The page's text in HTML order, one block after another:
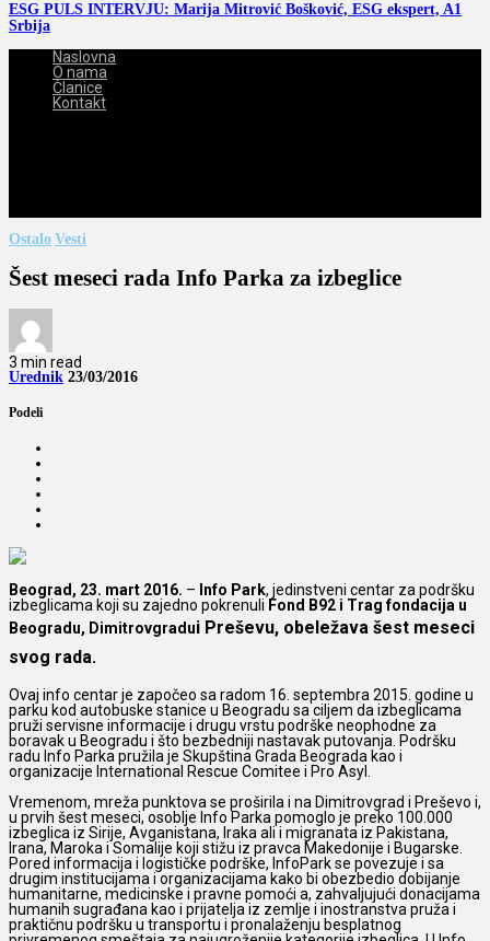
ESG PULS INTERVJU: Marija Mitrović Bošković, ESG ekspert, A1
Srbija
Naslovna
O nama
Članice
Kontakt
Ostalo Vesti
Šest meseci rada Info Parka za izbeglice
3 min read
Urednik 23/03/2016
Podeli
Beograd, 23. mart 2016. – Info Park, jedinstveni centar za podršku
izbeglicama koji su zajedno pokrenuli Fond B92 i Trag fondacija u
Beogradu, Dimitrovgradui Preševu, obeležava šest meseci
svog rada.
Ovaj info centar je započeo sa radom 16. septembra 2015. godine u
parku kod autobuske stanice u Beogradu sa ciljem da izbeglicama
pruži servisne informacije i drugu vrstu podrške neophodne za
boravak u Beogradu i što bezbedniji nastavak putovanja. Podršku
radu Info Parka pružila je Skupština Grada Beograda kao i
organizacije International Rescue Comitee i Pro Asyl.
Vremenom, mreža punktova se proširila i na Dimitrovgrad i Preševo i,
u prvih šest meseci, osoblje Info Parka pomoglo je preko 100.000
izbeglica iz Sirije, Avganistana, Iraka ali i migranata iz Pakistana,
Irana, Maroka i Somalije koji stižu iz pravca Makedonije i Bugarske.
Pored informacija i logističke podrške, InfoPark se povezuje i sa
drugim institucijama i organizacijama kako bi obezbedio dobijanje
humanitarne, medicinske i pravne pomoći a, zahvaljujući donacijama
humanih sugrađana kao i prijatelja iz zemlje i inostranstva pruža i
praktičnu podršku u transportu i pronalaženju besplatnog